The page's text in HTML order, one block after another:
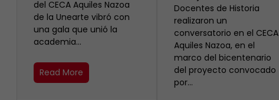
del CECA Aquiles Nazoa
de la Unearte vibró con
una gala que unió la
academia…
Read More
Docentes de Historia
realizaron un
conversatorio en el CECA
Aquiles Nazoa, en el
marco del bicentenario
del proyecto convocado
por…